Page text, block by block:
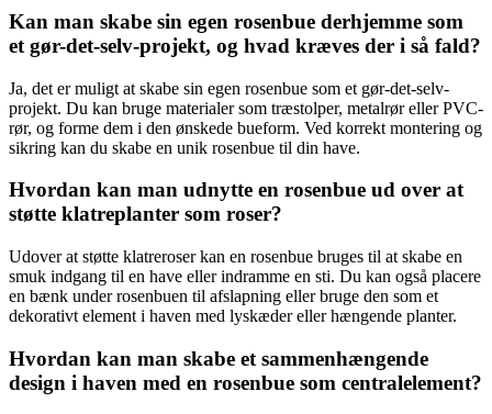
Kan man skabe sin egen rosenbue derhjemme som
et gør-det-selv-projekt, og hvad kræves der i så fald?
Ja, det er muligt at skabe sin egen rosenbue som et gør-det-selv-
projekt. Du kan bruge materialer som træstolper, metalrør eller PVC-
rør, og forme dem i den ønskede bueform. Ved korrekt montering og
sikring kan du skabe en unik rosenbue til din have.
Hvordan kan man udnytte en rosenbue ud over at
støtte klatreplanter som roser?
Udover at støtte klatreroser kan en rosenbue bruges til at skabe en
smuk indgang til en have eller indramme en sti. Du kan også placere
en bænk under rosenbuen til afslapning eller bruge den som et
dekorativt element i haven med lyskæder eller hængende planter.
Hvordan kan man skabe et sammenhængende
design i haven med en rosenbue som centralelement?